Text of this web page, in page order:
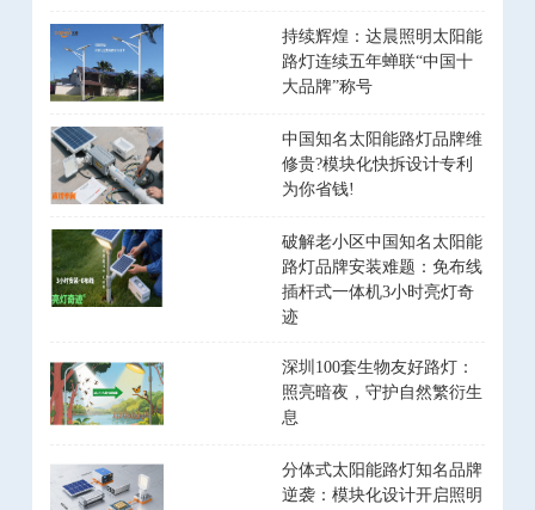
持续辉煌：达晨照明太阳能
路灯连续五年蝉联“中国十
大品牌”称号
中国知名太阳能路灯品牌维
修贵?模块化快拆设计专利
为你省钱!
破解老小区中国知名太阳能
路灯品牌安装难题：免布线
插杆式一体机3小时亮灯奇
迹
深圳100套生物友好路灯：
照亮暗夜，守护自然繁衍生
息
分体式太阳能路灯知名品牌
逆袭：模块化设计开启照明